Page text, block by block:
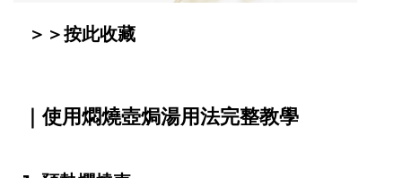
＞＞按此收藏
｜使用燜燒壺焗湯用法完整教學